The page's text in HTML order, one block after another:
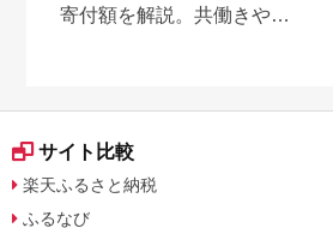
寄付額を解説。共働きや子
サイト比較
楽天ふるさと納税
ふるなび